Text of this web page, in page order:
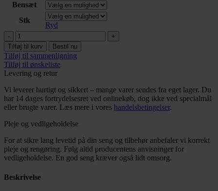
Bensæt
Stk
Ryd
Garant
Elevation
antal
Tilføj til kurv Bestil nu
Tilføj til sammenligning
Tilføj til ønskeliste
Levering og retur
Vi leverer hurtigt og sikkert – mange varer sendes fra eget lager. Du
har 14 dages fortrydelsesret ved onlinekøb, dog ikke ved specialmål
eller brugte varer. Læs mere i vores handelsbetingelser.
Pleje og vedligeholdelse
For at sikre lang levetid på din seng og tilbehør anbefaler vi korrekt
pleje og rengøring. Følg altid producentens anvisninger for
vedligeholdelse. En god seng kræver også lidt omsorg.
Beskrivelse